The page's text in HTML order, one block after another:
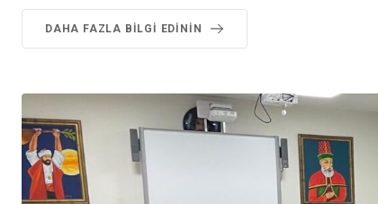
DAHA FAZLA BILGI EDININ